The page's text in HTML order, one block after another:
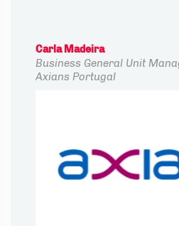
Carla Madeira
Business General Unit
Axians Portugal